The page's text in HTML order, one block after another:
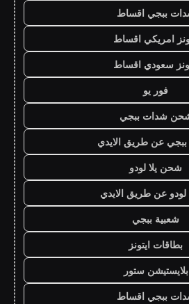
ببجي اقساط
امريكي اقساط
سعودي اقساط
فور يو
شدات ببجي
عن طريق الايدي
شحن يلا لودو
عن طريق الايدي
شعبية ببجي
بطاقات ايتونز
بلايستيشن ستور
ببجي اقساط